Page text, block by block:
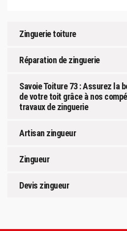
Zinguerie toiture
Réparation de zinguerie
Savoie Toiture 73 : Assurez la
de votre toit grâce à nos
travaux de zinguerie
Artisan zingueur
Zingueur
Devis zingueur